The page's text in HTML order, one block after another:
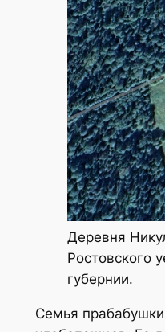
Деревня
Ростовского
губернии.
Семья